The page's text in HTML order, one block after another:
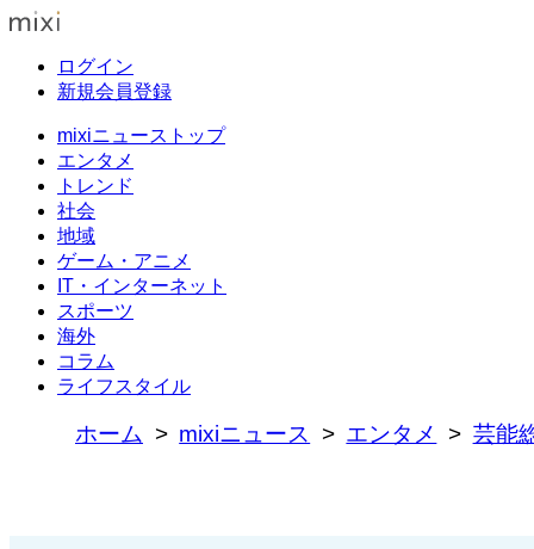
ログイン
新規会員登録
mixiニューストップ
エンタメ
トレンド
社会
地域
ゲーム・アニメ
IT・インターネット
スポーツ
海外
コラム
ライフスタイル
ホーム mixiニュース エンタメ 芸能